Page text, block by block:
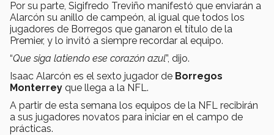
Por su parte, Sigifredo Treviño manifestó que enviarán a
Alarcón su anillo de campeón, al igual que todos los
jugadores de Borregos que ganaron el título de la
Premier, y lo invitó a siempre recordar al equipo.
“Que siga latiendo ese corazón azul”, dijo.
Isaac Alarcón es el sexto jugador de Borregos
Monterrey que llega a la NFL.
A partir de esta semana los equipos de la NFL recibirán
a sus jugadores novatos para iniciar en el campo de
prácticas.